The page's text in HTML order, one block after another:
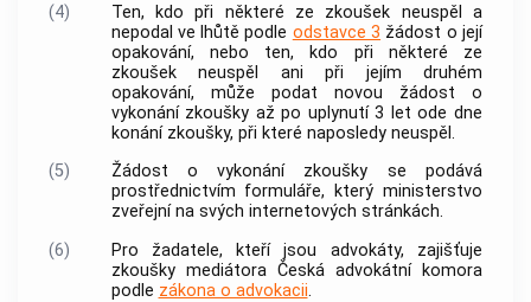
(4)
Ten, kdo při některé ze zkoušek neuspěl a
nepodal ve lhůtě podle odstavce 3 žádost o její
opakování, nebo ten, kdo při některé ze
zkoušek neuspěl ani při jejím druhém
opakování, může podat novou žádost o
vykonání zkoušky až po uplynutí 3 let ode dne
konání zkoušky, při které naposledy neuspěl.
(5)
Žádost o vykonání zkoušky se podává
prostřednictvím formuláře, který ministerstvo
zveřejní na svých internetových stránkách.
(6)
Pro žadatele, kteří jsou advokáty, zajišťuje
zkoušky mediátora Česká advokátní komora
podle zákona o advokacii.